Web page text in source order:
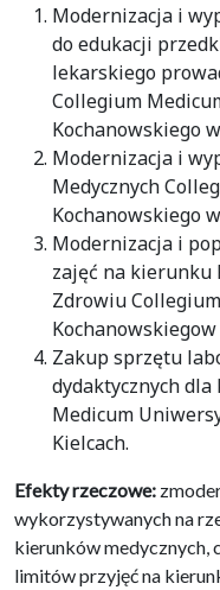
Modernizacja i
do edukacji
lekarskiego
Collegium
Kochanowskiego
Modernizacja i
Medycznych
Kochanowskiego
Modernizacja i
zajęć na kierunku
Zdrowiu
Kochanowskiegow
Zakup sprzętu
dydaktycznych
Medicum
Kielcach.
Efekty rzeczowe:
wykorzystywanych na
kierunków medycznych,
limitów przyjęć na